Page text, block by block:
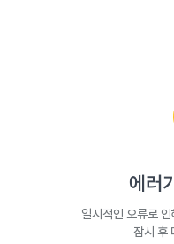
에러
일시적인 오류로
잠시 후